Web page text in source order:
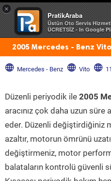
×
PratikAraba
Üstün Oto Servis
ÜCRETSİZ - In Google
2005 Mercedes - Benz
Mercedes - Benz Vito
Düzenli periyodik ile 2005
aracınız çok daha uzun süre
eder. Düzenli değiştirdiğiniz
azaltır, motorun ömrünü
değiştirmeniz, motor
balataların kontrolü güvenli